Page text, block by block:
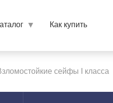
Как купить
сейфы I класса